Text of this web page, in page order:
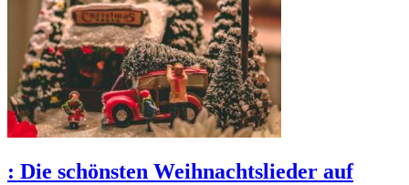
: Die schönsten Weihnachtslieder auf